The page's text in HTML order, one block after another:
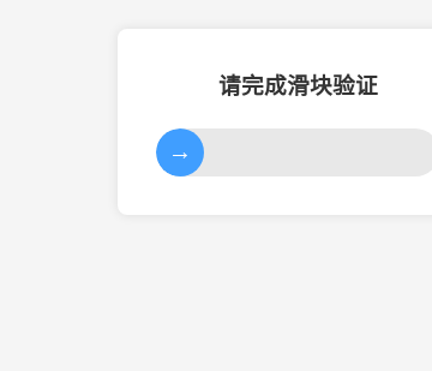
请完成滑块验证
→